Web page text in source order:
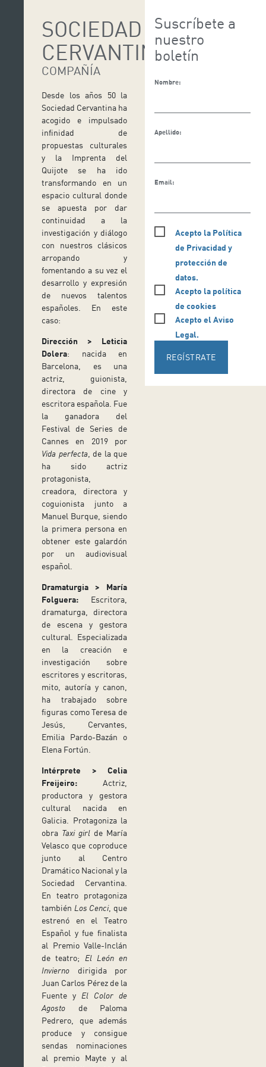
SOCIEDAD
CERVANTINA
COMPAÑÍA
Desde los años 50 la
Sociedad Cervantina ha
acogido e impulsado
infinidad de
propuestas culturales
y la Imprenta del
Quijote se ha ido
transformando en un
espacio cultural donde
se apuesta por dar
continuidad a la
investigación y diálogo
con nuestros clásicos
arropando y
fomentando a su vez el
desarrollo y expresión
de nuevos talentos
españoles. En este
caso:
Dirección > Leticia
Dolera: nacida en
Barcelona, es una
actriz, guionista,
directora de cine y
escritora española. Fue
la ganadora del
Festival de Series de
Cannes en 2019 por
Vida perfecta, de la que
ha sido actriz
protagonista,
creadora, directora y
coguionista junto a
Manuel Burque, siendo
la primera persona en
obtener este galardón
por un audiovisual
español.
Dramaturgia > María
Folguera: Escritora,
dramaturga, directora
de escena y gestora
cultural. Especializada
en la creación e
investigación sobre
escritores y escritoras,
mito, autoría y canon,
ha trabajado sobre
figuras como Teresa de
Jesús, Cervantes,
Emilia Pardo-Bazán o
Elena Fortún.
Intérprete > Celia
Freijeiro: Actriz,
productora y gestora
cultural nacida en
Galicia. Protagoniza la
obra Taxi girl de María
Velasco que coproduce
junto al Centro
Dramático Nacional y la
Sociedad Cervantina.
En teatro protagoniza
también Los Cenci, que
estrenó en el Teatro
Español y fue finalista
al Premio Valle-Inclán
de teatro; El León en
Invierno dirigida por
Juan Carlos Pérez de la
Fuente y El Color de
Agosto de Paloma
Pedrero, que además
produce y consigue
sendas nominaciones
al premio Mayte y al
Suscríbete a
nuestro
boletín
Nombre:
Apellido:
Email:
Acepto la Política
de Privacidad y
protección de
datos.
Acepto la política
de cookies
Acepto el Aviso
Legal.
REGÍSTRATE